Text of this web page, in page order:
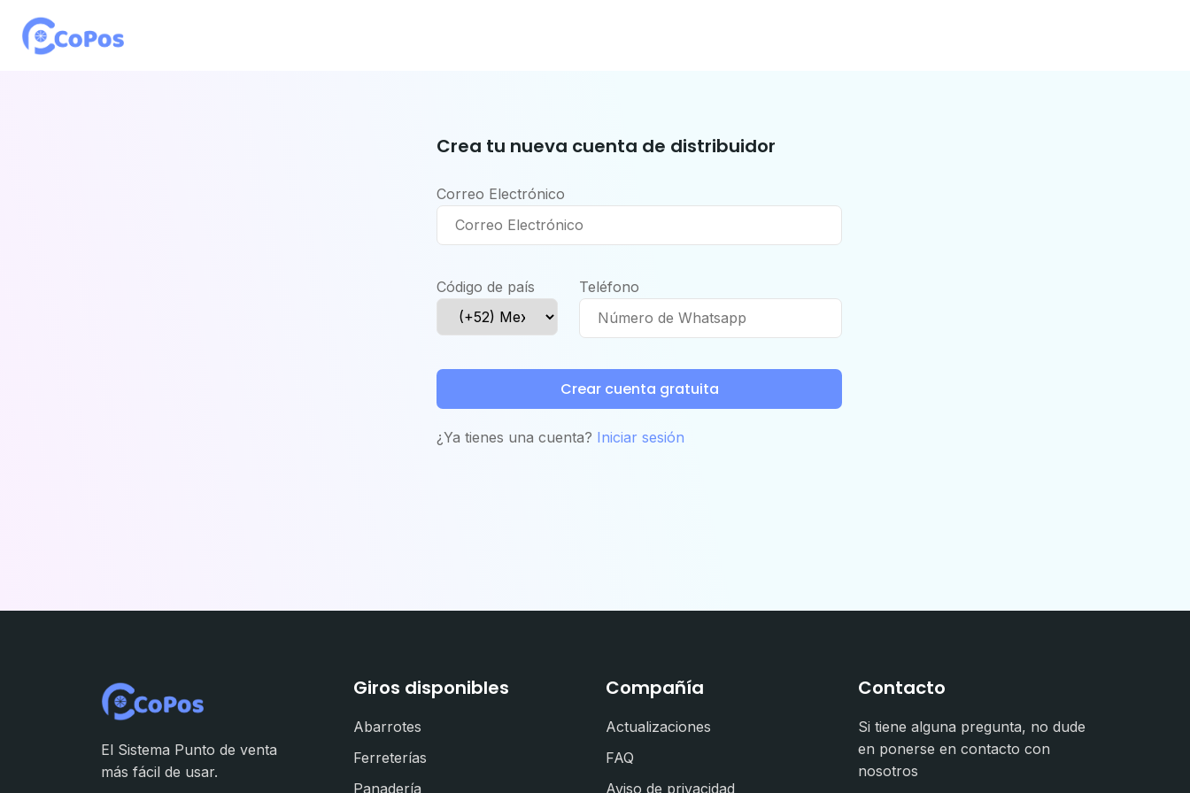
Crea tu nueva cuenta de distribuidor
Correo Electrónico
Código de país Teléfono
Crear cuenta gratuita
¿Ya tienes una cuenta? Iniciar sesión
El Sistema Punto de venta
más fácil de usar.
Giros disponibles
Abarrotes
Ferreterías
Panadería
Compañía
Actualizaciones
FAQ
Aviso de privacidad
Contacto
Si tiene alguna pregunta, no dude
en ponerse en contacto con
nosotros